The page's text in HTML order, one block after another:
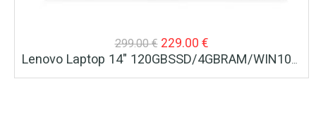
299.00€ Original
price
229.00 €Η
τρέχουσα
Lenovo Laptop 14″ 120GBSSD/4GBRAM/WIN10 HD-WEBCAM G40-30